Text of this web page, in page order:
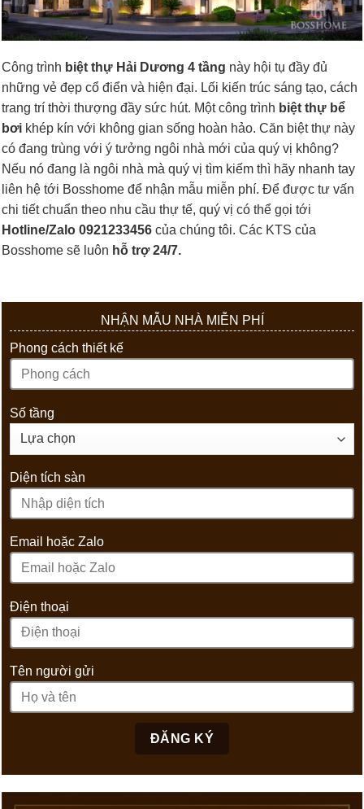
Công trình biệt thự Hải Dương 4 tầng này hội tụ đầy đủ
những vẻ đẹp cổ điển và hiện đại. Lối kiến trúc sáng tạo, cách
trang trí thời thượng đầy sức hút. Một công trình biệt thự bể
bơi khép kín với không gian sống hoàn hảo. Căn biệt thự này
có đang trùng với ý tưởng ngôi nhà mới của quý vị không?
Nếu nó đang là ngôi nhà mà quý vị tìm kiếm thì hãy nhanh tay
liên hệ tới Bosshome để nhận mẫu miễn phí. Để được tư vấn
chi tiết chuẩn theo nhu cầu thự tế, quý vị có thể gọi tới
Hotline/Zalo 0921233456 của chúng tôi. Các KTS của
Bosshome sẽ luôn hỗ trợ 24/7.
NHẬN MẪU NHÀ MIỄN PHÍ
Phong cách thiết kế
Số tầng
Diện tích sàn
Email hoặc Zalo
Điện thoại
Tên người gửi